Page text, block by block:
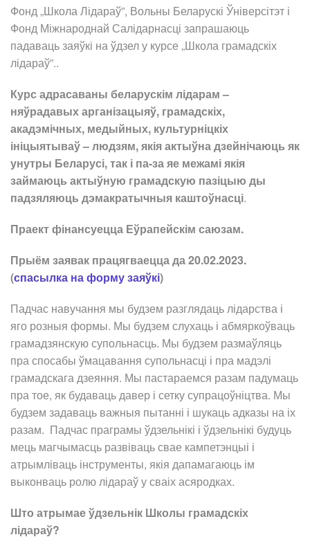
Фонд „Школа Лідараў”, Вольны Беларускі Ўніверсітэт і
Фонд Міжнароднай Салідарнасці запрашаюць
падаваць заяўкі на ўдзел у курсе „Школа грамадскіх
лідараў”..
Курсадрасаваны беларускім лідарам –
няўрадавых арганізацыяў, грамадскіх,
акадэмічных, медыйных, культурніцкіх
ініцыятываў – людзям, якія актыўна дзейнічаюць як
унутры Беларусі, так і па-за яе межамі якія
займаюць актыўную грамадскую пазіцыю ды
падзяляюць дэмакратычныя каштоўнасці.
Праект фінансуецца Еўрапейскім саюзам.
Прыём заявак працягваецца да 20.02.2023.
(спасылка на форму заяўкі)
Падчас навучання мы будзем разглядаць лідарства і
яго розныя формы. Мы будзем слухаць і абмяркоўваць
грамадзянскую супольнасць. Мы будзем размаўляць
пра спосабы ўмацавання супольнасці і пра мадэлі
грамадскага дзеяння. Мы пастараемся разам падумаць
пра тое, як будаваць давер і сетку супрацоўніцтва. Мы
будзем задаваць важныя пытанні і шукаць адказы на іх
разам. Падчас праграмы ўдзельнікі і ўдзельнікі будуць
мець магчымасць развіваць свае кампетэнцыі і
атрымліваць інструменты, якія дапамагаюць ім
выконваць ролю лідараў у сваіх асяродках.
Што атрымае ўдзельнік Школы грамадскіх
лідараў?